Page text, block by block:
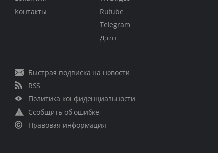
Контакты
Rutube
Telegram
Дзен
Быстрая подписка на новости
RSS
Политика конфиденциальности
Сообщить об ошибке
Правовая информация